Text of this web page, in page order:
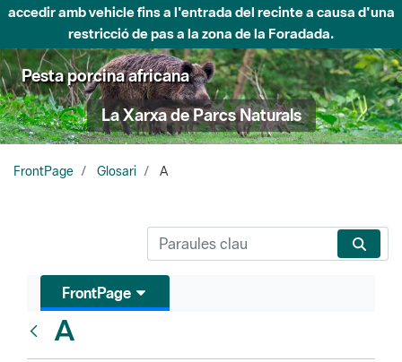
accedir amb vehicle fins a l'entrada del recinte a causa d'una
restricció de pas a la zona de la Foradada.
Pesta porcina africana
La Xarxa de Parcs Naturals
FrontPage Glosari A
FrontPage
A